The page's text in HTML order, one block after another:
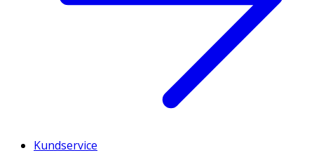
Kundservice